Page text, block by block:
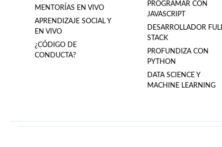
MENTORÍAS EN VIVO
APRENDIZAJE SOCIAL Y
EN VIVO
¿CÓDIGO DE
CONDUCTA?
PROGRAMAR CON
JAVASCRIPT
DESARROLLADOR
STACK
PROFUNDIZA CON
PYTHON
DATA SCIENCE Y
MACHINE LEARNING